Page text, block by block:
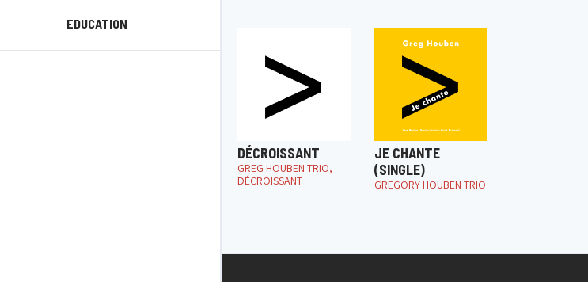
EDUCATION
DÉCROISSANT
GREG HOUBEN TRIO,
DÉCROISSANT
JE CHANTE
(SINGLE)
GREGORY HOUBEN TRIO